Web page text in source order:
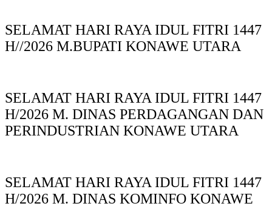
SELAMAT HARI RAYA IDUL FITRI 1447
H//2026 M.BUPATI KONAWE UTARA
SELAMAT HARI RAYA IDUL FITRI 1447
H/2026 M. DINAS PERDAGANGAN DAN
PERINDUSTRIAN KONAWE UTARA
SELAMAT HARI RAYA IDUL FITRI 1447
H/2026 M. DINAS KOMINFO KONAWE